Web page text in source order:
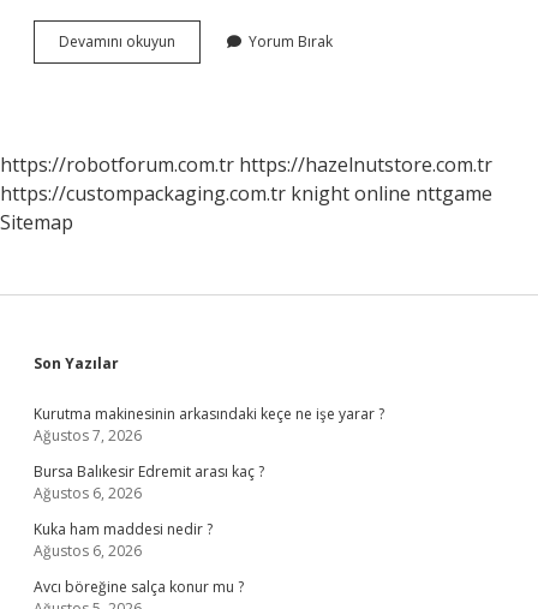
Devamını okuyun
Devletten
Yorum Bırak
https://robotforum.com.tr https://hazelnutstore.com.tr
https://custompackaging.com.tr knight online nttgame
Sitemap
Sidebar
Son Yazılar
Kurutma makinesinin arkasındaki keçe ne işe yarar ?
Ağustos 7, 2026
Bursa Balıkesir Edremit arası kaç ?
Ağustos 6, 2026
Kuka ham maddesi nedir ?
Ağustos 6, 2026
Avcı böreğine salça konur mu ?